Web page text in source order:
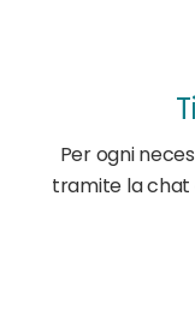
Per ogni
tramite la chat